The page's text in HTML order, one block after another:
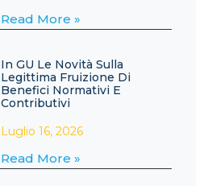
Read More »
In GU Le Novità Sulla
Legittima Fruizione Di
Benefici Normativi E
Contributivi
Luglio 16, 2026
Read More »